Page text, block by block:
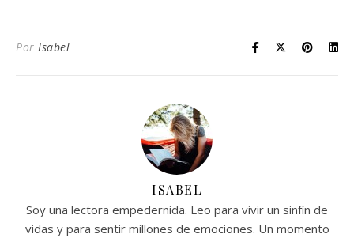
Por Isabel
ISABEL
Soy una lectora empedernida. Leo para vivir un sinfín de
vidas y para sentir millones de emociones. Un momento